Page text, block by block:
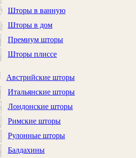
Шторы в ванную
Шторы в дом
Премиум шторы
Шторы плиссе
Австрийские шторы
Итальянские шторы
Лондонские шторы
Римские шторы
Рулонные шторы
Балдахины